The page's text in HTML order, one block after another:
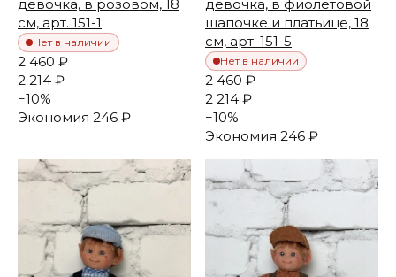
девочка, в розовом, 18
см, арт. 151-1
Нет в наличии
2 460 ₽
2 214 ₽
−10%
Экономия 246 ₽
девочка, в фиолетовой
шапочке и платьице, 18
см, арт. 151-5
Нет в наличии
2 460 ₽
2 214 ₽
−10%
Экономия 246 ₽